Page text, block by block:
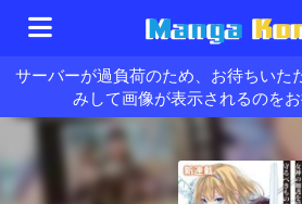
サーバーが過負荷のため、お待ちいた
みして画像が表示されるのをお